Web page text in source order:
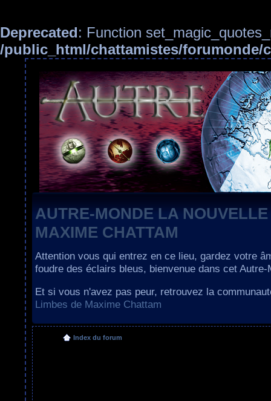
Deprecated: Function
/public_html/chattamistes/forumonde/
AUTRE-MONDE LA
MAXIME CHATTAM
Attention vous qui entrez en ce lieu, gardez votre
foudre des éclairs bleus, bienvenue dans cet Autre-
Et si vous n'avez pas peur, retrouvez la
Limbes de Maxime Chattam
Index du forum